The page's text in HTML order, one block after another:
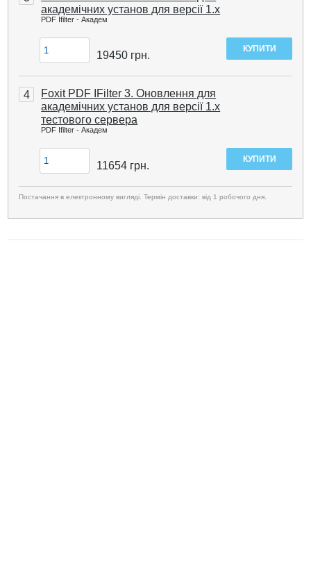
академічних установ для версії 1.x
PDF Ifilter - Академ
19450 грн.
4
Foxit PDF IFilter 3. Оновлення для
академічних установ для версії 1.х
тестового сервера
PDF Ifilter - Академ
11654 грн.
Постачання в електронному вигляді. Термін доставки: від 1 робочого дня.